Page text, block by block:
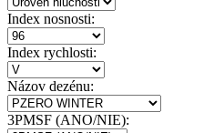
Index nosnosti:
Index rychlosti:
Názov dezénu:
3PMSF (ANO/NIE):